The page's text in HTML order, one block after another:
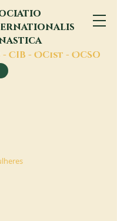
- CIB - OCist - OCSO